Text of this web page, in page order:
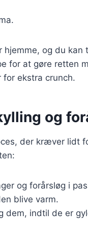
hjemme, og du kan
for at gøre retten
ekstra crunch.
og
der kræver lidt
og forårsløg i
blive varm.
dem, indtil de er